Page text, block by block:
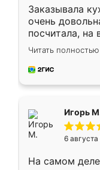
Заказывала
очень
посчитала, на
Замерщик
делу со всей
за день,
Читать полностью
Игорь
6
На самом